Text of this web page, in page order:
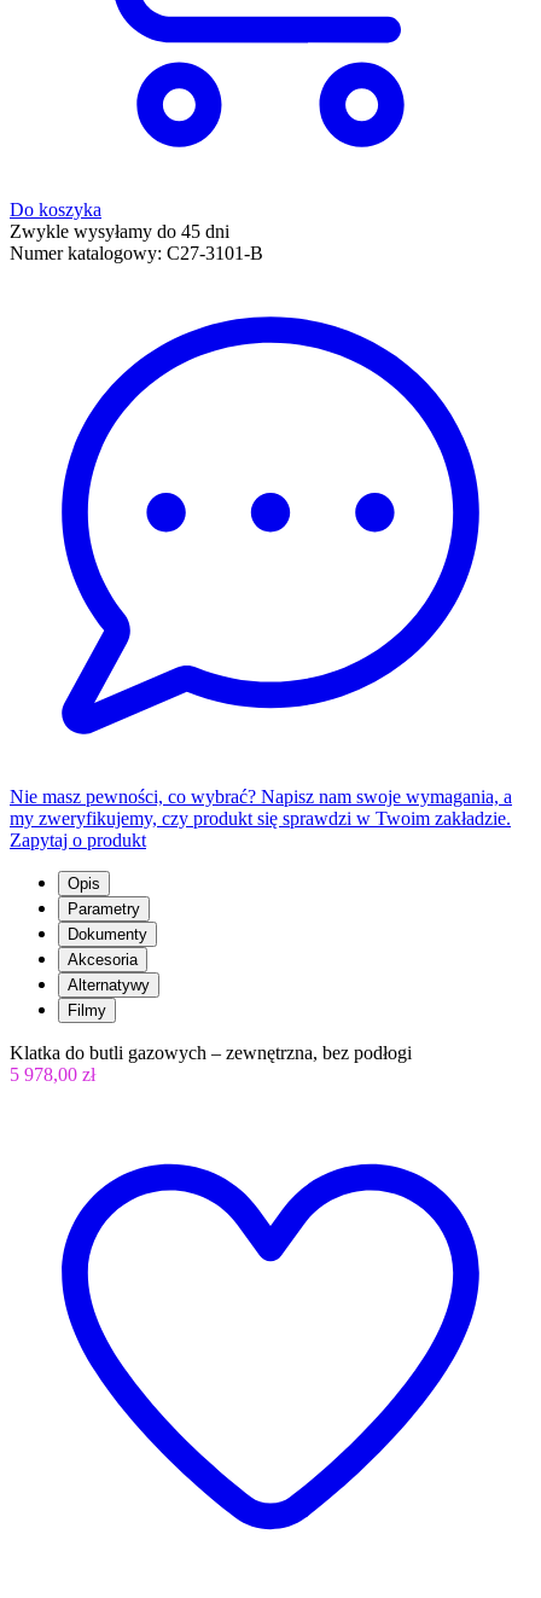
Do koszyka
Zwykle wysyłamy do 45 dni
Numer katalogowy: C27-3101-B
Nie masz pewności, co wybrać? Napisz nam swoje wymagania, a
my zweryfikujemy, czy produkt się sprawdzi w Twoim zakładzie.
Zapytaj o produkt
Opis
Parametry
Dokumenty
Akcesoria
Alternatywy
Filmy
Klatka do butli gazowych – zewnętrzna, bez podłogi
5 978,00 zł